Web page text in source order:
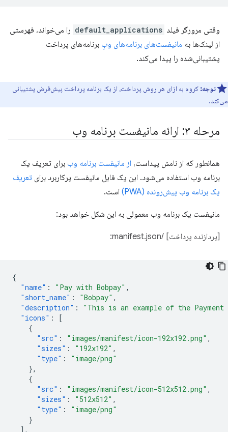
وقتی مرورگر فیلد default_applications را می‌خواند، فهرستی
از لینک‌ها به مانیفست‌های برنامه‌های وبِ برنامه‌های پرداخت
پشتیبانی‌شده را پیدا می‌کند.
توجه: کروم به ازای هر روش پرداخت، از یک برنامه پرداخت پیش‌فرض پشتیبانی
می‌کند.
مرحله ۳: ارائه مانیفست برنامه وب
همانطور که از نامش پیداست، از مانیفست برنامه وب برای تعریف یک
برنامه وب استفاده می‌شود. این یک فایل مانیفست پرکاربرد برای تعریف
یک برنامه وب پیش‌رونده (PWA)
است.
مانیفست یک برنامه وب معمولی به این شکل خواهد بود:
[پردازنده پرداخت] /manifest.json:
{
"name" : "Pay with Bobpay" ,
"short_name" : "Bobpay" ,
"description" :
"This is an example of the
"icons" :
[
{
"src" : "images/manifest/icon-192x192.png" ,
"sizes" : "192x192" ,
"type" :
"image/png"
},
{
"src" : "images/manifest/icon-512x512.png" ,
"sizes" : "512x512" ,
"type" :
"image/png"
}
],